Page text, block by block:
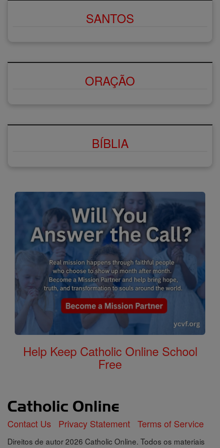
SANTOS
ORAÇÃO
BÍBLIA
Help Keep Catholic Online School
Free
Contact Us Privacy Statement Terms of Service
Direitos de autor 2026 Catholic Online. Todos os materiais